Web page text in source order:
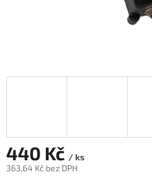
440 Kč / ks
363,64 Kč bez DPH